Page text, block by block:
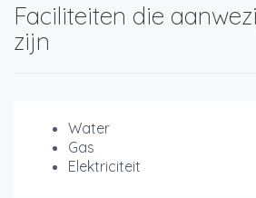
Faciliteiten die
zijn
Water
Gas
Elektriciteit